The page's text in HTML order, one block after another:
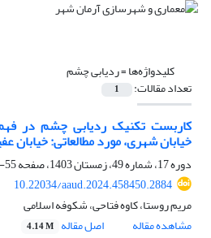
کلیدواژه‌ها =ردیابی چشم
تعداد مقالات: 1
کاربست تکنیک ردیابی چشم در
خیابان شهری، مورد مطالعاتی: خیابان
دوره 17، شماره 49، زمستان 1403، صفحه
55-70
10.22034/aaud.2024.458450.2884
مریم روستا، کاوه فتاحی، شکوفه اسلامی
مشاهده مقاله
اصل مقاله 4.14 M